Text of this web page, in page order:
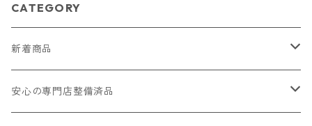
CATEGORY
新着商品
2026/07/18
安心の専門店整備済品